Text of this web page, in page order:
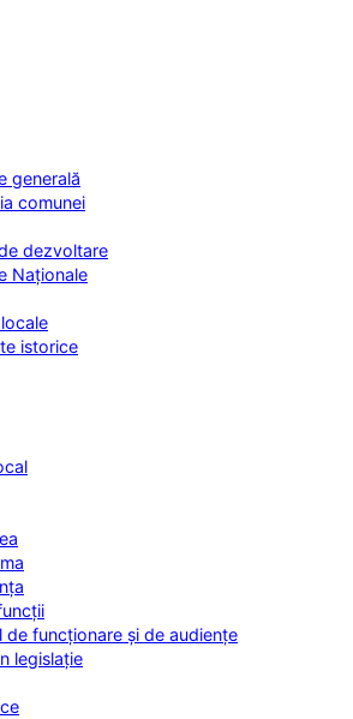
generală
comunei
dezvoltare
Naționale
istorice
de funcționare și de audiențe
legislație